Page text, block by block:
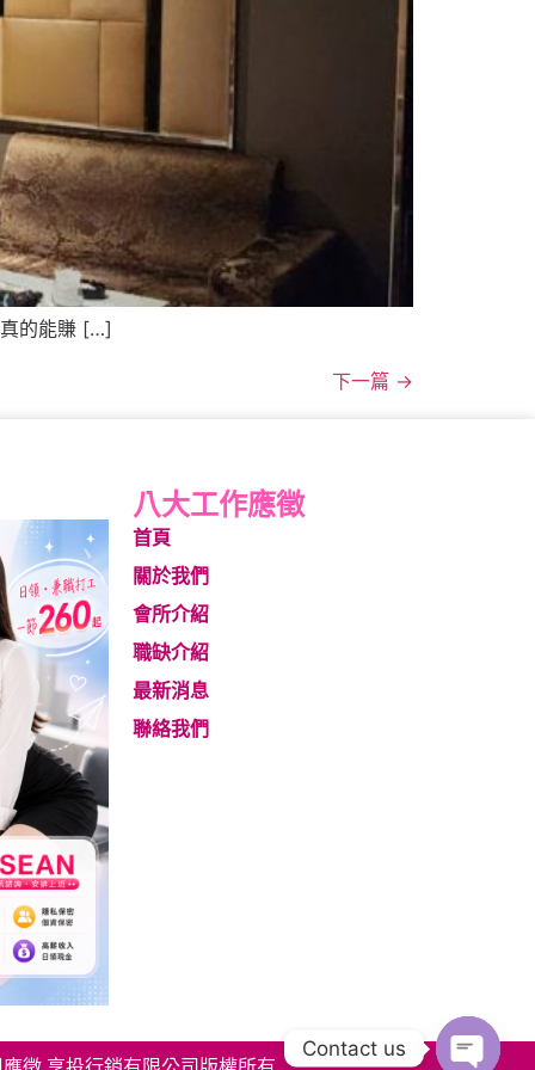
的能賺 […]
下一篇 →
八大工作應徵
首頁
關於我們
會所介紹
職缺介紹
最新消息
聯絡我們
Contact us